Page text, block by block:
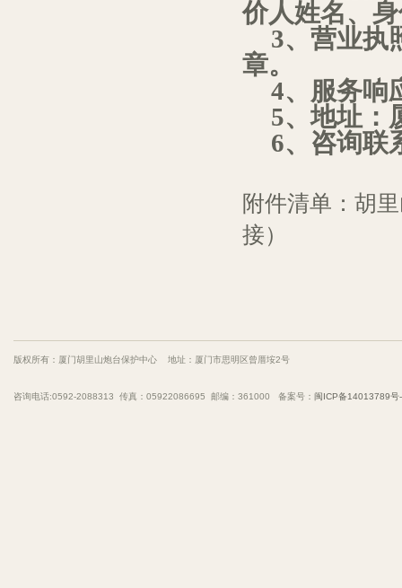
价人姓名、
3、营业执
章。
4、服务响
5、地址：
6、咨询联
附件清单： 胡
接）
版权所有：厦门胡里山炮台保护中心 地址：厦门市思明区曾厝垵2号
咨询电话:0592-2088313 传真：05922086695 邮编：361000 备案号： 闽ICP备14013789号